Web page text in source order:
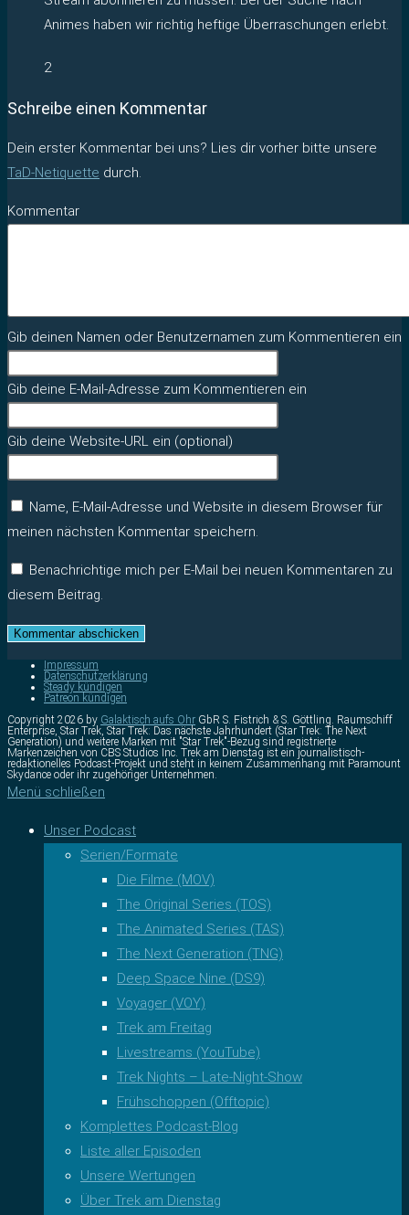
Animes haben wir richtig heftige Überraschungen erlebt.
2
Schreibe einen Kommentar
Dein erster Kommentar bei uns? Lies dir vorher bitte unsere
TaD-Netiquette durch.
Kommentar
Gib deinen Namen oder Benutzernamen zum Kommentieren ein
Gib deine E-Mail-Adresse zum Kommentieren ein
Gib deine Website-URL ein (optional)
Name, E-Mail-Adresse und Website in diesem Browser für
meinen nächsten Kommentar speichern.
Benachrichtige mich per E-Mail bei neuen Kommentaren zu
diesem Beitrag.
Impressum
Datenschutzerklärung
Steady kündigen
Patreon kündigen
Copyright 2026 by Galaktisch aufs Ohr GbR S. Fistrich & S. Göttling. Raumschiff
Enterprise, Star Trek, Star Trek: Das nächste Jahrhundert (Star Trek: The Next
Generation) und weitere Marken mit "Star Trek"-Bezug sind registrierte
Markenzeichen von CBS Studios Inc. Trek am Dienstag ist ein journalistisch-
redaktionelles Podcast-Projekt und steht in keinem Zusammenhang mit Paramount
Skydance oder ihr zugehöriger Unternehmen.
Menü schließen
Unser Podcast
Serien/Formate
Die Filme (MOV)
The Original Series (TOS)
The Animated Series (TAS)
The Next Generation (TNG)
Deep Space Nine (DS9)
Voyager (VOY)
Trek am Freitag
Livestreams (YouTube)
Trek Nights – Late-Night-Show
Frühschoppen (Offtopic)
Komplettes Podcast-Blog
Liste aller Episoden
Unsere Wertungen
Über Trek am Dienstag